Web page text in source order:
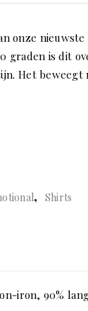
onze nieuwste
graden is dit
Het beweegt
, Shirts
iron, 90%